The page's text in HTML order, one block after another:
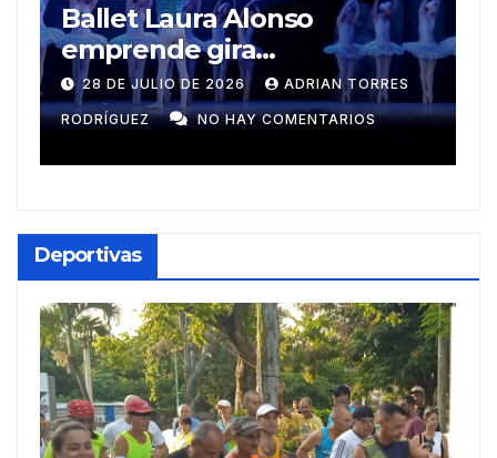
Alonso
gira
DE 2026 ADRIAN TORRES
NO HAY COMENTARIOS
ACONTECER CULTURAL
Muñecos y
9 DE JULIO DE
GUZMÁN NO
Deportivas